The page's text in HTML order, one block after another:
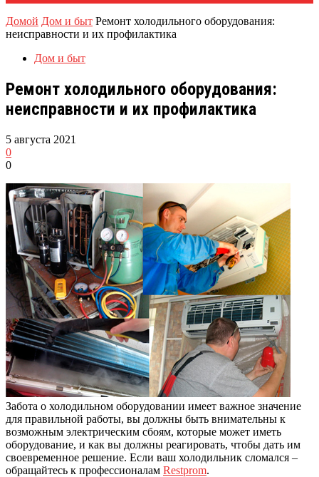
Домой Дом и быт Ремонт холодильного оборудования:
неисправности и их профилактика
Дом и быт
Ремонт холодильного оборудования:
неисправности и их профилактика
5 августа 2021
0
0
Забота о холодильном оборудовании имеет важное значение
для правильной работы, вы должны быть внимательны к
возможным электрическим сбоям, которые может иметь
оборудование, и как вы должны реагировать, чтобы дать им
своевременное решение. Если ваш холодильник сломался –
обращайтесь к профессионалам Restprom.